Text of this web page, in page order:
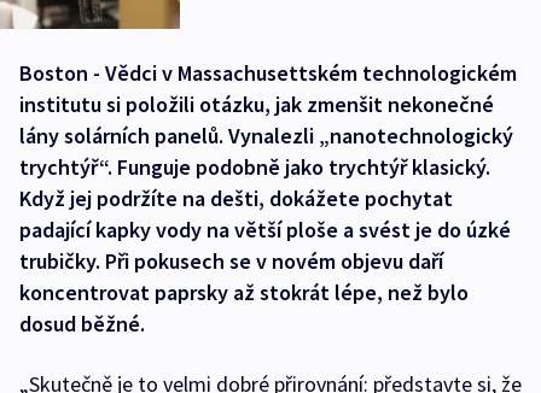
Boston - Vědci v Massachusettském technologickém
institutu si položili otázku, jak zmenšit nekonečné
lány solárních panelů. Vynalezli „nanotechnologický
trychtýř“. Funguje podobně jako trychtýř klasický.
Když jej podržíte na dešti, dokážete pochytat
padající kapky vody na větší ploše a svést je do úzké
trubičky. Při pokusech se v novém objevu daří
koncentrovat paprsky až stokrát lépe, než bylo
dosud běžné.
„Skutečně je to velmi dobré přirovnání: představte si, že